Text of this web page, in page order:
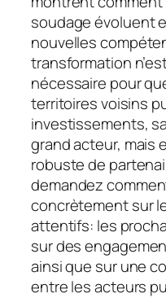
soudage évoluent
nouvelles
transformation
nécessaire pour
territoires voisins
investissements,
grand acteur, mais
robuste de
demandez
concrètement sur
attentifs: les
sur des
ainsi que sur une
entre les acteurs